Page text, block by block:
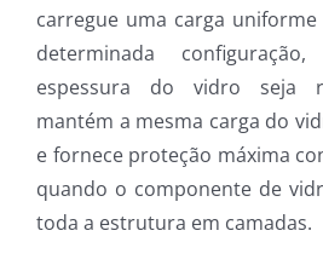
carregue uma carga
determinada
espessura do vidro seja
mantém a mesma carga do
e fornece proteção máxima
quando o componente de
toda a estrutura em camadas.